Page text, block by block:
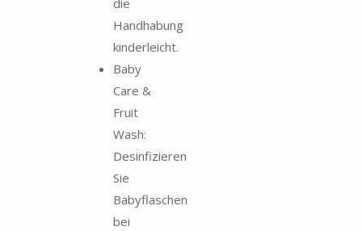
Handhabung
kinderleicht.
Baby
Care &
Fruit
Wash:
Desinfizieren
Sie
Babyflaschen
bei